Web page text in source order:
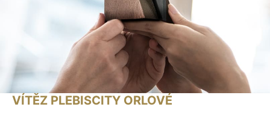
VÍTĚZ PLEBISCITY ORLOVÉ